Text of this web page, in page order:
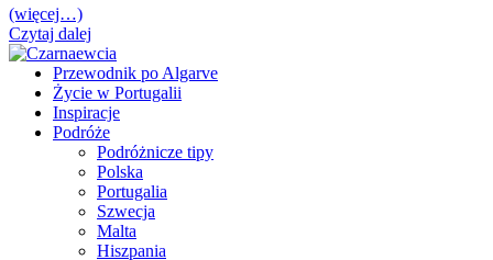
(więcej…)
Czytaj dalej
Przewodnik po Algarve
Życie w Portugalii
Inspiracje
Podróże
Podróżnicze tipy
Polska
Portugalia
Szwecja
Malta
Hiszpania